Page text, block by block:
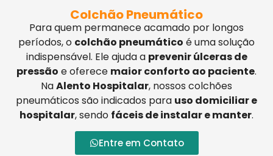
Colchão Pneumático
Para quem permanece acamado por longos
períodos, o colchão pneumático é uma solução
indispensável. Ele ajuda a prevenir úlceras de
pressão e oferece maior conforto ao paciente.
NaAlento Hospitalar, nossos colchões
pneumáticos são indicados para uso domiciliar e
hospitalar, sendo fáceis de instalar e manter.
Entre em Contato